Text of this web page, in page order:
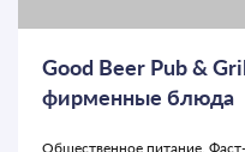
Good Beer Pub &
фирменные блюда
Общественное питание,